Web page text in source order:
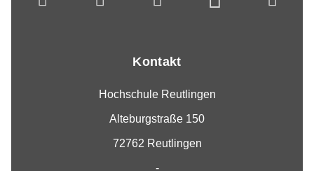
Kontakt
Hochschule Reutlingen
Alteburgstraße 150
72762 Reutlingen
-